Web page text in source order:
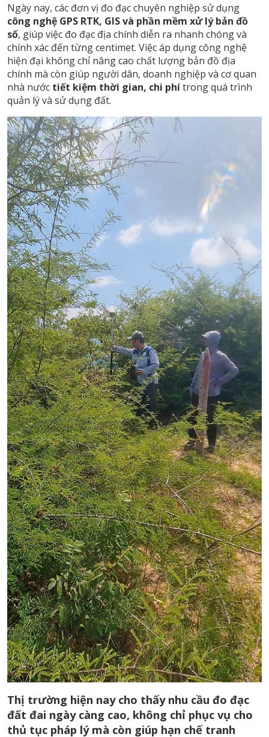
Ngày nay, các đơn vị đo đạc chuyên nghiệp sử dụng
công nghệ GPS RTK, GIS và phần mềm xử lý bản đồ
số, giúp việc đo đạc địa chính diễn ra nhanh chóng và
chính xác đến từng centimet. Việc áp dụng công nghệ
hiện đại không chỉ nâng cao chất lượng bản đồ địa
chính mà còn giúp người dân, doanh nghiệp và cơ quan
nhà nước tiết kiệm thời gian, chi phítrong quá trình
quản lý và sử dụng đất.
Thị trường hiện nay cho thấy nhu cầu đo đạc
đất đai ngày càng cao, không chỉ phục vụ cho
thủ tục pháp lý mà còn giúp hạn chế tranh